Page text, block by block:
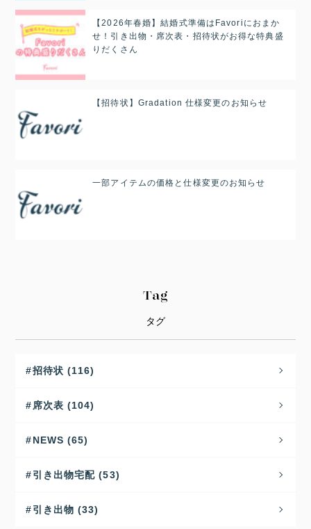
【2026年春婚】結婚式準備はFavoriにおまか
せ！引き出物・席次表・招待状がお得な特典盛
りだくさん
【招待状】Gradation 仕様変更のお知らせ
一部アイテムの価格と仕様変更のお知らせ
Tag
タグ
招待状 (116)
席次表 (104)
NEWS (65)
引き出物宅配 (53)
引き出物 (33)